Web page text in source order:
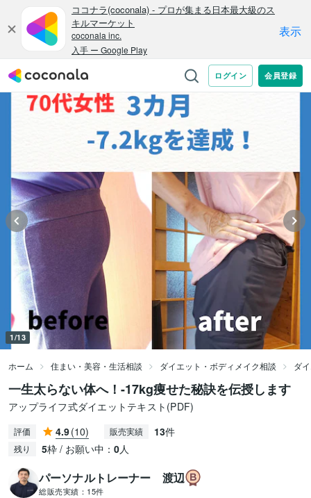
1/13
ホーム 住まい・美容・生活相談 ダイエット・ボディメイク相談 ダ
一生太らない体へ！-17kg痩せた秘訣を伝授します
アップライフ式ダイエットテキスト(PDF)
評価 4.9(10) 販売実績 13件
残り 5枠 / お願い中： 0人
パーソナルトレーナー 渡辺
総販売実績： 15件